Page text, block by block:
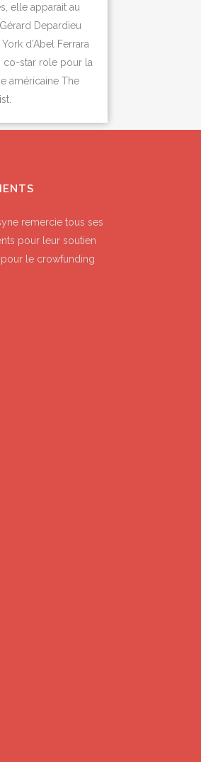
elle apparait au
Depardieu
d’Abel Ferrara
co-star role pour la
américaine The
remercie tous ses
pour leur soutien
le crowfunding